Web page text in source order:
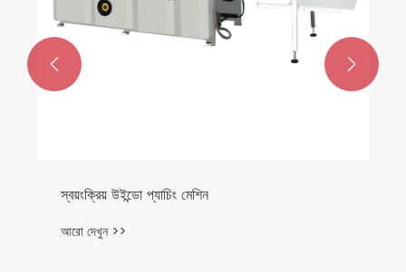
স্বয়ংক্রিয় উইন্ডো প্যাচিং মেশিন
আরো দেখুন >>
 